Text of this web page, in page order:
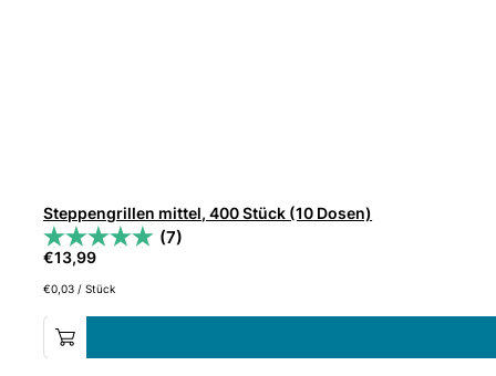
Steppengrillen mittel, 400 Stück (10 Dosen)
(7)
€13,99
€0,03 /Stück